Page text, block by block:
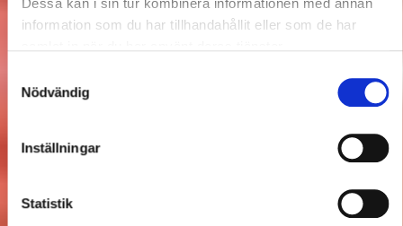
Dessa kan i sin tur kombinera informationen med annan
information som du har tillhandahållit eller som de har
Nödvändig
Inställningar
Statistik